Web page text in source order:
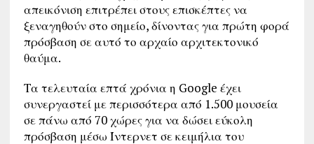
απεικόνιση επιτρέπει στους επισκέπτες να
ξεναγηθούν στο σημείο, δίνοντας για πρώτη φορά
πρόσβαση σε αυτό το αρχαίο αρχιτεκτονικό
θαύμα.
Τα τελευταία επτά χρόνια η Google έχει
συνεργαστεί με περισσότερα από 1.500 μουσεία
σε πάνω από 70 χώρες για να δώσει εύκολη
πρόσβαση μέσω Ίντερνετ σε κειμήλια του